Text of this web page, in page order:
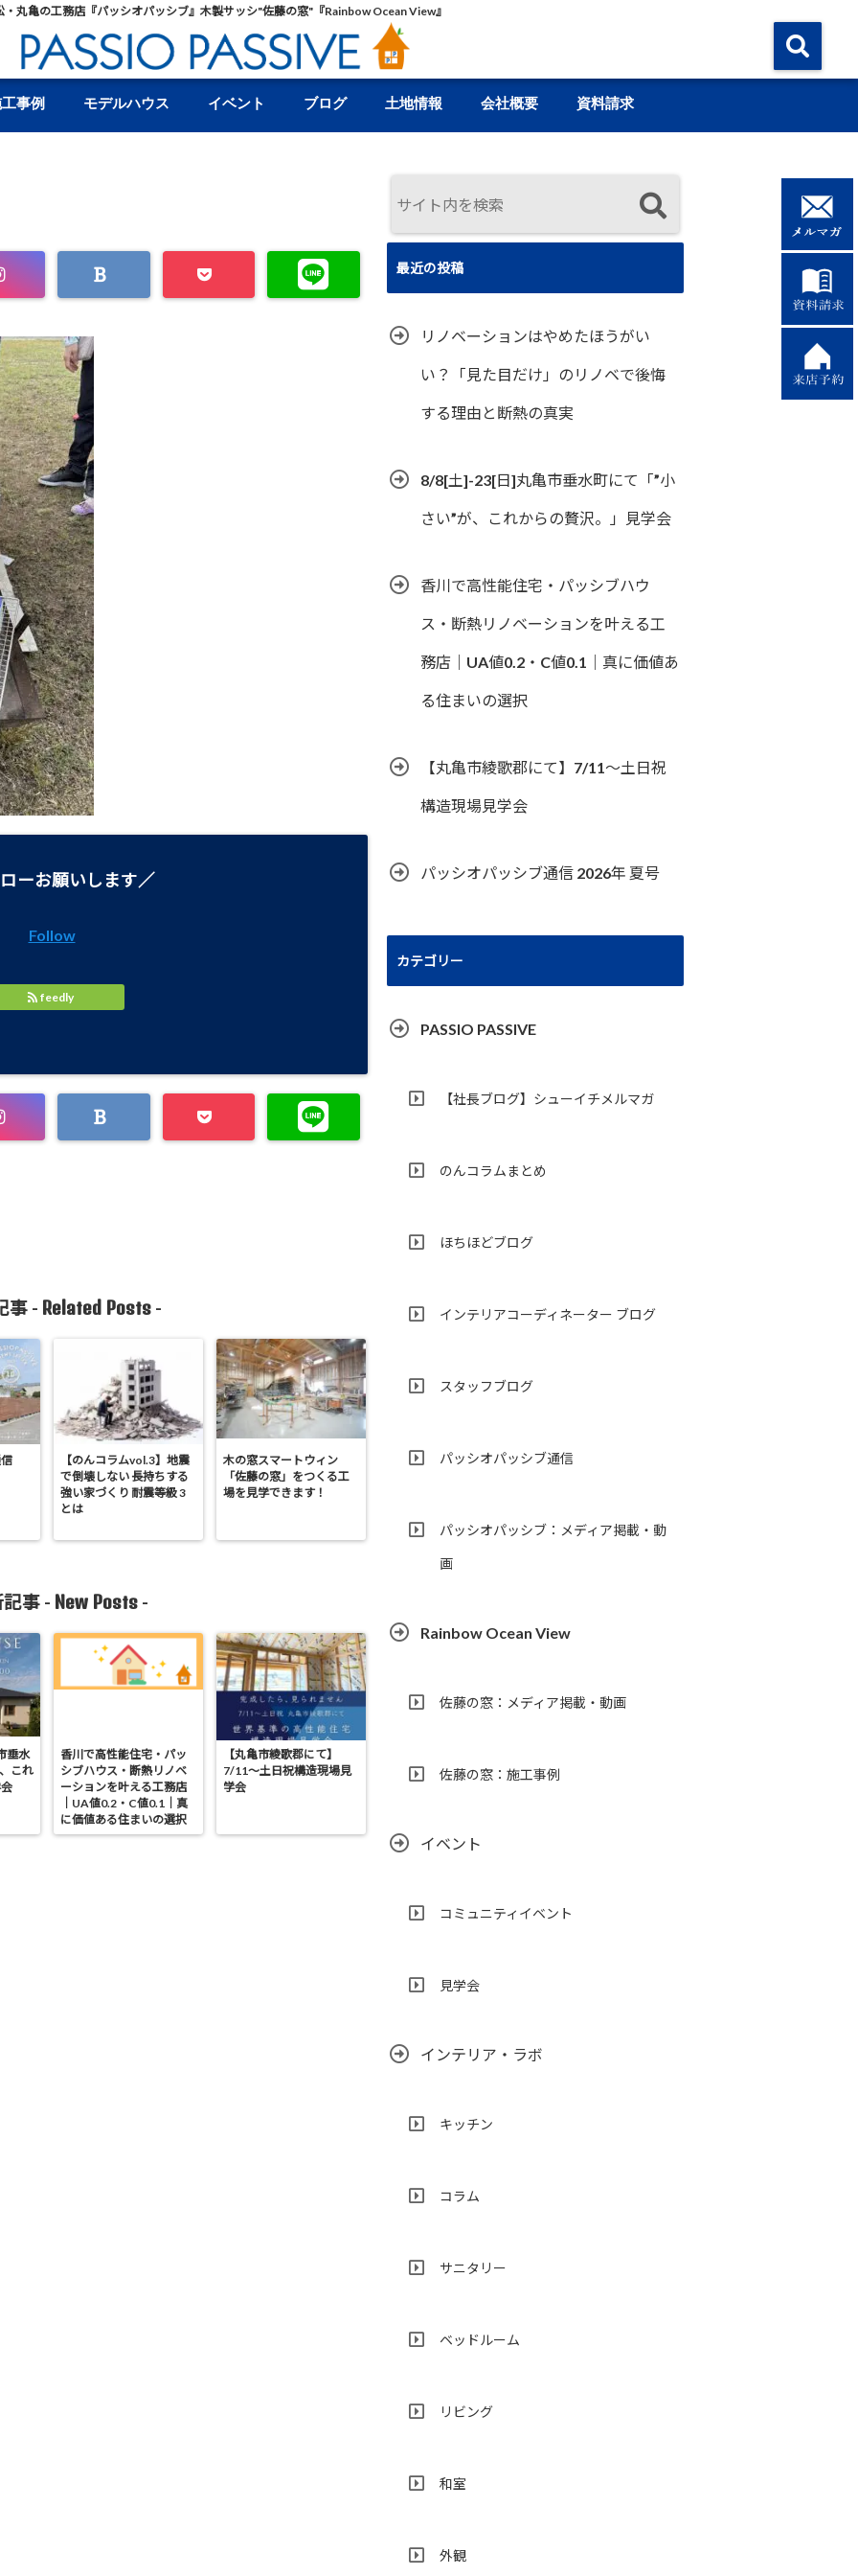
・丸亀の工務店『パッシオパッシブ』木製サッシ"佐藤の窓"『Rainbow Ocean View』
事例 モデルハウス イベント ブログ 土地情報 会社概要 資料請求
ーお願いします／
Follow
feedly
事 - Related Posts-
【のんコラムvol.3】地震
で倒壊しない 長持ちする
強い家づくり 耐震等級 3
とは
木の窓スマートウィン
「佐藤の窓」をつくる工
場を見学できます！
事 - New Posts -
垂水
これ
香川で高性能住宅・パッ
シブハウス・断熱リノベ
ーションを叶える工務店
｜UA値0.2・C値0.1｜真
に価値ある住まいの選択
【丸亀市綾歌郡にて】
7/11～土日祝構造現場見
学会
最近の投稿
リノベーションはやめたほうがい
い？「見た目だけ」のリノベで後悔
する理由と断熱の真実
8/8[土]-23[日]丸亀市垂水町にて「”小
さい”が、これからの贅沢。」見学会
香川で高性能住宅・パッシブハウ
ス・断熱リノベーションを叶える工
務店｜UA値0.2・C値0.1｜真に価値あ
る住まいの選択
【丸亀市綾歌郡にて】7/11～土日祝
構造現場見学会
パッシオパッシブ通信 2026年 夏号
カテゴリー
PASSIO PASSIVE
【社長ブログ】シューイチメルマガ
のんコラムまとめ
ほちほどブログ
インテリアコーディネーター ブログ
スタッフブログ
パッシオパッシブ通信
パッシオパッシブ：メディア掲載・動
画
Rainbow Ocean View
佐藤の窓：メディア掲載・動画
佐藤の窓：施工事例
イベント
コミュニティイベント
見学会
インテリア・ラボ
キッチン
コラム
サニタリー
ベッドルーム
リビング
和室
外観